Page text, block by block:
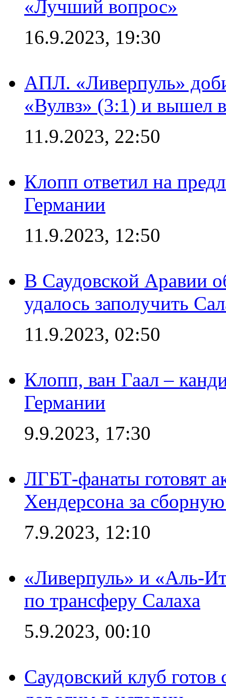
«Лучший вопрос»
16.9.2023, 19:30
АПЛ. «Ливерпуль»
«Вулвз» (3:1) и вышел
11.9.2023, 22:50
Клопп ответил на
Германии
11.9.2023, 12:50
В Саудовской Аравии
удалось заполучить
11.9.2023, 02:50
Клопп, ван Гаал –
Германии
9.9.2023, 17:30
ЛГБТ-фанаты готовят
Хендерсона за
7.9.2023, 12:10
«Ливерпуль» и «Аль-
по трансферу Салаха
5.9.2023, 00:10
Саудовский клуб